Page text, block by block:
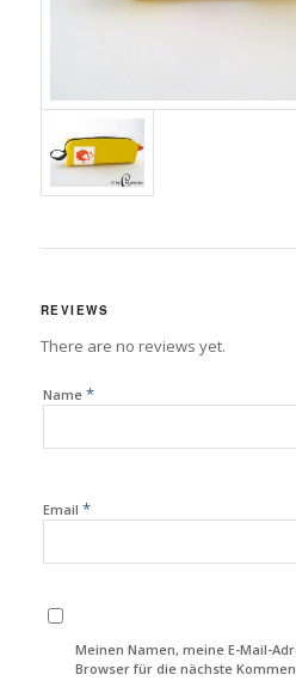
REVIEWS
There are no reviews yet.
Name *
Email *
Meinen Namen, meine E-Mail-
Browser für die nächste